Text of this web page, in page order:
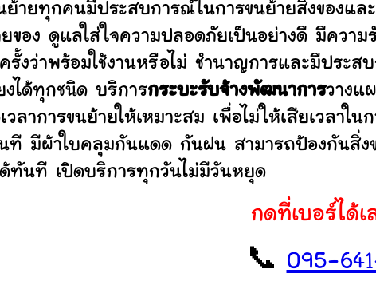
ายทุกคนมีประสบการณ์ในการขนย้ายสิ่งของแล
ยของ ดูแลใส่ใจความปลอดภัยเป็นอย่างดี มีคว
รั้งว่าพร้อมใช้งานหรือไม่ ชำนาญการและมีประ
งได้ทุกชนิด บริการกระบะรับจ้างพัฒนาการวางแ
วลาการขนย้ายให้เหมาะสม เพื่อไม่ให้เสียเวลา
นที มีผ้าใบคลุมกันแดด กันฝน สามารถป้องกันสิ่
ด้ทันที เปิดบริการทุกวันไม่มีวันหยุด
กดที่เบอร์ได้เ
📞 095-